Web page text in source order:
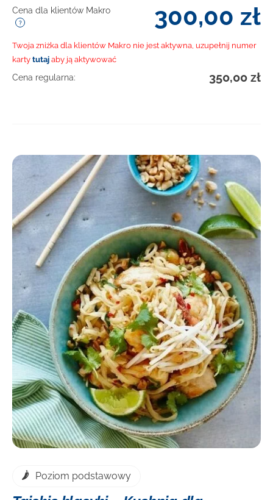
Cena dla klientów Makro 300,00 zł
Twoja zniżka dla klientów Makro nie jest aktywna, uzupełnij numer
karty tutaj aby ją aktywować
Cena regularna: 350,00 zł
DOWIEDZ SIĘ WIĘCEJ
Poziom podstawowy